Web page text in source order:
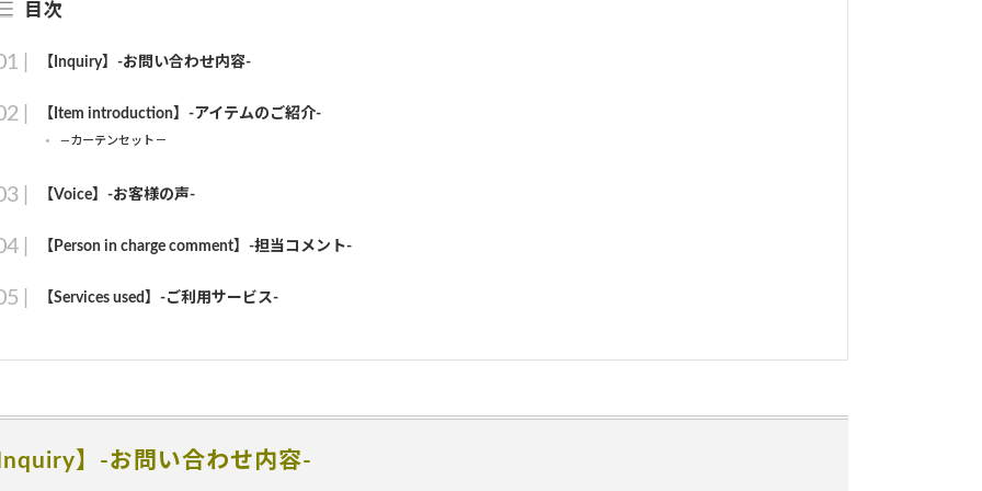
目次
【Inquiry】-お問い合わせ内容-
【Item introduction】-アイテムのご紹介-
―カーテンセット－
【Voice】-お客様の声-
【Person in charge comment】-担当コメント-
【Services used】-ご利用サービス-
】-お問い合わせ内容-